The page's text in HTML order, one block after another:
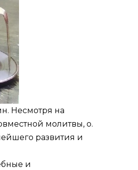
Несмотря на
молитвы, о.
развития и
и